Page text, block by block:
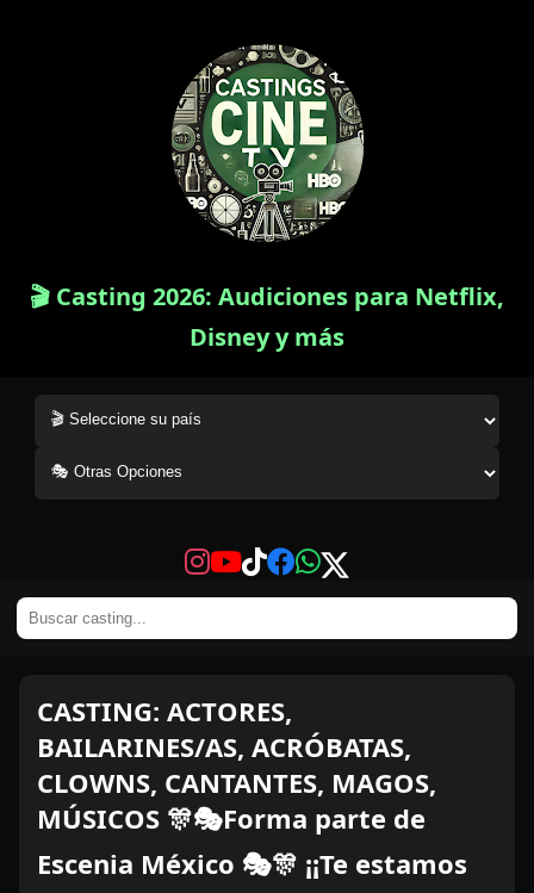
🎬 Casting 2026: Audiciones para Netflix,
Disney y más
CASTING: ACTORES,
BAILARINES/AS, ACRÓBATAS,
CLOWNS, CANTANTES, MAGOS,
MÚSICOS 🎊🎭Forma parte de
Escenia México 🎭🎊 ¡¡Te estamos